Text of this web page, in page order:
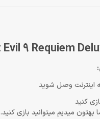
میدیم میتوانید بازی کنید.